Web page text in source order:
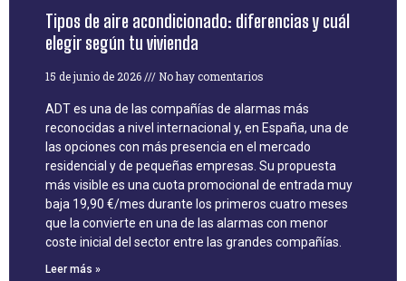
Tipos de aire acondicionado: diferencias y cuál
elegir según tu vivienda
15 de junio de 2026 No hay comentarios
ADT es una de las compañías de alarmas más
reconocidas a nivel internacional y, en España, una de
las opciones con más presencia en el mercado
residencial y de pequeñas empresas. Su propuesta
más visible es una cuota promocional de entrada muy
baja 19,90 €/mes durante los primeros cuatro meses
que la convierte en una de las alarmas con menor
coste inicial del sector entre las grandes compañías.
Leer más »